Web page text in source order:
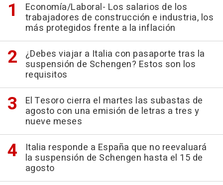
Economía/Laboral- Los salarios de los
trabajadores de construcción e industria, los
más protegidos frente a la inflación
¿Debes viajar a Italia con pasaporte tras la
suspensión de Schengen? Estos son los
requisitos
El Tesoro cierra el martes las subastas de
agosto con una emisión de letras a tres y
nueve meses
Italia responde a España que no reevaluará
la suspensión de Schengen hasta el 15 de
agosto